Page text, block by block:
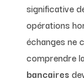
significative
opérations
échanges ne
comprendre
bancaires